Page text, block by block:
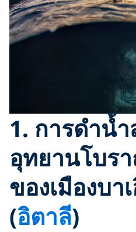
1. การดำน้
อุทยานโบร
ของเมืองบา
(อิตาลี)